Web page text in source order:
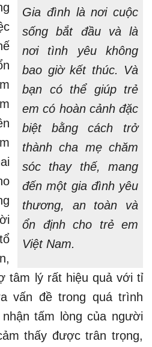
Gia đình là nơi cuộc
sống bắt đầu và là
nơi tình yêu không
bao giờ kết thúc. Và
bạn có thể giúp trẻ
em có hoàn cảnh đặc
biệt bằng cách trở
thành cha mẹ chăm
sóc thay thế, mang
đến một gia đình yêu
thương, an toàn và
ổn định cho trẻ em
Việt Nam.
tâm lý rất hiệu quả với tỉ
vấn đề trong quá trình
tấm lòng của người
thấy được trân trọng,